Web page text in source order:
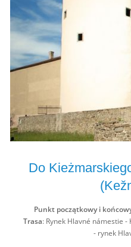
Do
Punkt początkowy i
Trasa: Rynek Hlavné námestie
- rynek